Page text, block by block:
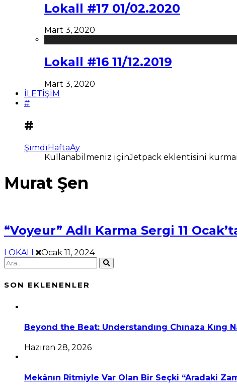
Lokall #17 01/02.2020
Mart 3, 2020
Lokall #16 11/12.2019
Mart 3, 2020
İLETİŞİM
#
#
ŞimdiHaftaAy
Kullanabilmeniz içinJetpack eklentisini
Murat Şen
“Voyeur” Adlı Karma Sergi 11
LOKALL Ocak 11, 2024
SON EKLENENLER
Beyond the Beat: Understandıng Chınaza Kıng
Haziran 28, 2026
Mekânın Ritmiyle Var Olan Bir Seçki “Aradaki